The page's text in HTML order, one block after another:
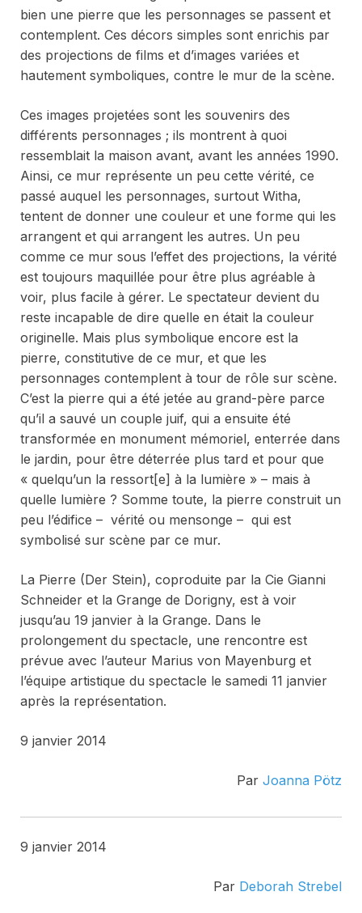
bien une pierre que les personnages se passent et
contemplent. Ces décors simples sont enrichis par
des projections de films et d’images variées et
hautement symboliques, contre le mur de la scène.
Ces images projetées sont les souvenirs des
différents personnages ; ils montrent à quoi
ressemblait la maison avant, avant les années 1990.
Ainsi, ce mur représente un peu cette vérité, ce
passé auquel les personnages, surtout Witha,
tentent de donner une couleur et une forme qui les
arrangent et qui arrangent les autres. Un peu
comme ce mur sous l’effet des projections, la vérité
est toujours maquillée pour être plus agréable à
voir, plus facile à gérer. Le spectateur devient du
reste incapable de dire quelle en était la couleur
originelle. Mais plus symbolique encore est la
pierre, constitutive de ce mur, et que les
personnages contemplent à tour de rôle sur scène.
C’est la pierre qui a été jetée au grand-père parce
qu’il a sauvé un couple juif, qui a ensuite été
transformée en monument mémoriel, enterrée dans
le jardin, pour être déterrée plus tard et pour que
« quelqu’un la ressort[e] à la lumière » – mais à
quelle lumière ? Somme toute, la pierre construit un
peu l’édifice – vérité ou mensonge – qui est
symbolisé sur scène par ce mur.
La Pierre (Der Stein), coproduite par la Cie Gianni
Schneider et la Grange de Dorigny, est à voir
jusqu’au 19 janvier à la Grange. Dans le
prolongement du spectacle, une rencontre est
prévue avec l’auteur Marius von Mayenburg et
l’équipe artistique du spectacle le samedi 11 janvier
après la représentation.
9 janvier 2014
Par Joanna Pötz
9 janvier 2014
Par Deborah Strebel